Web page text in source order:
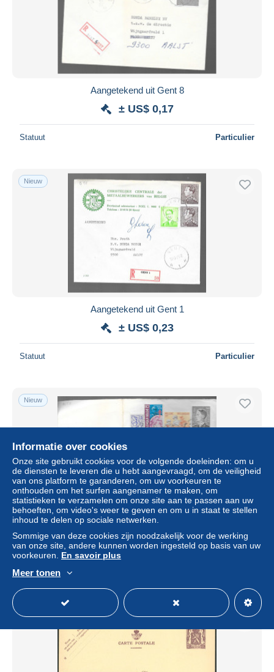
Aangetekend uit Gent 8
± US$ 0,17
Statuut Particulier
Nieuw
Aangetekend uit Gent 1
± US$ 0,23
Statuut Particulier
Nieuw
± US$ 0,58
Statuut
Nieuw
Informatie over cookies
Onze site gebruikt cookies voor de volgende doeleinden: om u
de diensten te leveren die u hebt aangevraagd, om de veiligheid
van ons platform te garanderen, om uw voorkeuren te
onthouden om het surfen aangenamer te maken, om
statistieken te verzamelen om onze site aan te passen aan uw
behoeften, om video's weer te geven en om u in staat te stellen
inhoud te delen op sociale netwerken.
Sommige van deze cookies zijn noodzakelijk voor de werking
van onze site, andere kunnen worden ingesteld op basis van uw
voorkeuren. En savoir plus
Meer tonen